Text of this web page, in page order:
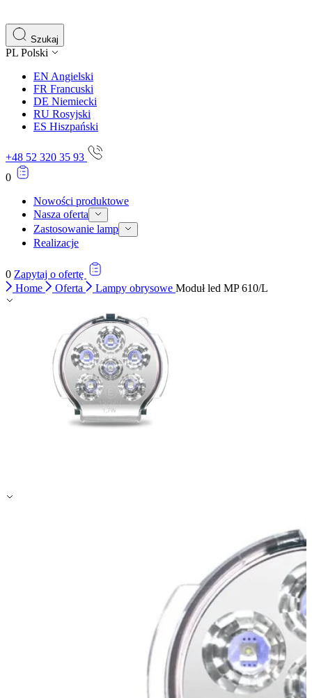
Szukaj
PL Polski
EN Angielski
FR Francuski
DE Niemiecki
RU Rosyjski
ES Hiszpański
+48 52 320 35 93
0
Nowości produktowe
Nasza oferta
Zastosowanie lamp
Realizacje
0 Zapytaj o ofertę
Home
Oferta Lampy obrysowe Moduł led MP 610/L
istotne i interesujące dla poszczególnych użytkowników
Nieklasyfikowane
Nieklasyfikowane pliki cookie, to pliki, które są w